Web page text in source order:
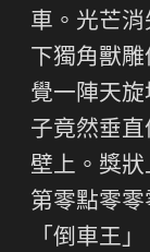
車。光芒
下獨角獸
覺一陣天
子竟然垂
壁上。獎
第零點零
「倒車王